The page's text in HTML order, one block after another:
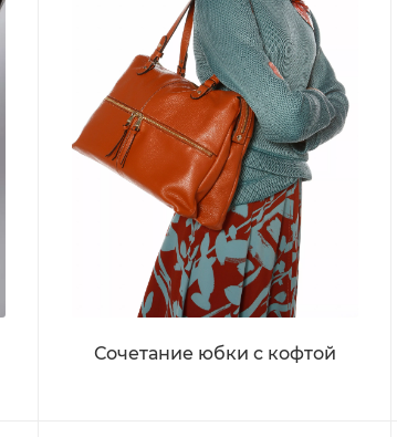
Сочетание юбки с кофтой